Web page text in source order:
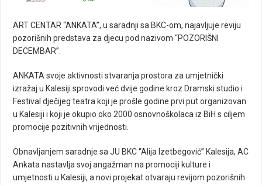
ART CENTAR “ANKATA”, u saradnji sa BKC-om, najavljuje reviju
pozorišnih predstava za djecu pod nazivom “POZORIŠNI
DECEMBAR”.
ANKATA svoje aktivnosti stvaranja prostora za umjetnički
izražaj u Kalesiji sprovodi već dvije godine kroz Dramski studio i
Festival dječijeg teatra koji je prošle godine prvi put organizovan
u Kalesiji i koji je okupio oko 2000 osnovnoškolaca iz BiH s ciljem
promocije pozitivnih vrijednosti.
Obnavljanjem saradnje sa JU BKC “Alija Izetbegović” Kalesija, AC
Ankata nastavlja svoj angažman na promociji kulture i
umjetnosti u Kalesiji, a novi projekat otvaraju revijom pozorišnih